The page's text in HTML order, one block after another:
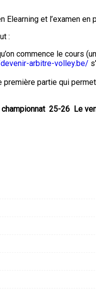
Elearning et l’examen en
:
commence le cours
arbitre-volley.be/
première partie qui
championnat 25-26 Le